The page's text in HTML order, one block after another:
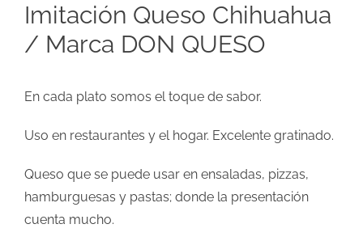
Imitación Queso Chihuahua
/ Marca DON QUESO
En cada plato somos el toque de sabor.
Uso en restaurantes y el hogar. Excelente gratinado.
Queso que se puede usar en ensaladas, pizzas,
hamburguesas y pastas; donde la presentación
cuenta mucho.